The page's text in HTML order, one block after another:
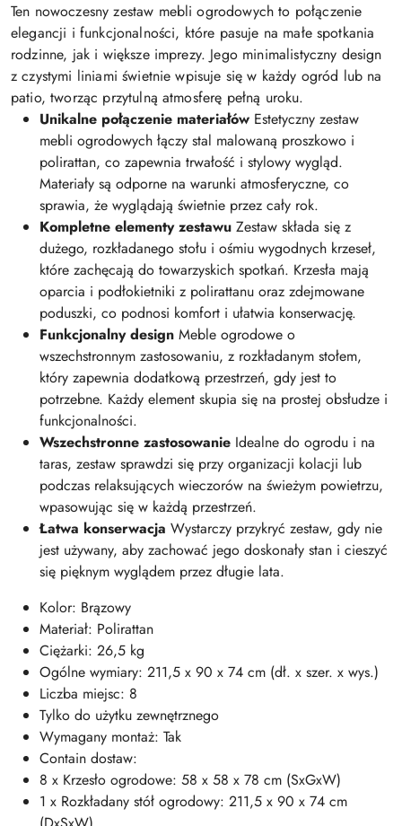
Ten nowoczesny zestaw mebli ogrodowych to połączenie
elegancji i funkcjonalności, które pasuje na małe spotkania
rodzinne, jak i większe imprezy. Jego minimalistyczny design
z czystymi liniami świetnie wpisuje się w każdy ogród lub na
patio, tworząc przytulną atmosferę pełną uroku.
Unikalne połączenie materiałów Estetyczny zestaw
mebli ogrodowych łączy stal malowaną proszkowo i
polirattan, co zapewnia trwałość i stylowy wygląd.
Materiały są odporne na warunki atmosferyczne, co
sprawia, że wyglądają świetnie przez cały rok.
Kompletne elementy zestawu Zestaw składa się z
dużego, rozkładanego stołu i ośmiu wygodnych krzeseł,
które zachęcają do towarzyskich spotkań. Krzesła mają
oparcia i podłokietniki z polirattanu oraz zdejmowane
poduszki, co podnosi komfort i ułatwia konserwację.
Funkcjonalny design Meble ogrodowe o
wszechstronnym zastosowaniu, z rozkładanym stołem,
który zapewnia dodatkową przestrzeń, gdy jest to
potrzebne. Każdy element skupia się na prostej obsłudze i
funkcjonalności.
Wszechstronne zastosowanie Idealne do ogrodu i na
taras, zestaw sprawdzi się przy organizacji kolacji lub
podczas relaksujących wieczorów na świeżym powietrzu,
wpasowując się w każdą przestrzeń.
Łatwa konserwacja Wystarczy przykryć zestaw, gdy nie
jest używany, aby zachować jego doskonały stan i cieszyć
się pięknym wyglądem przez długie lata.
Kolor: Brązowy
Materiał: Polirattan
Ciężarki: 26,5 kg
Ogólne wymiary: 211,5 x 90 x 74 cm (dł. x szer. x wys.)
Liczba miejsc: 8
Tylko do użytku zewnętrznego
Wymagany montaż: Tak
Contain dostaw:
8 x Krzesło ogrodowe: 58 x 58 x 78 cm (SxGxW)
1 x Rozkładany stół ogrodowy: 211,5 x 90 x 74 cm